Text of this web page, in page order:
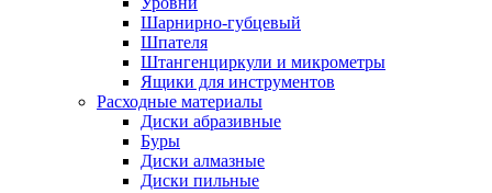
Шарнирно-губцевый
Шпателя
Штангенциркули и микрометры
Ящики для инструментов
Расходные материалы
Диски абразивные
Буры
Диски алмазные
Диски пильные